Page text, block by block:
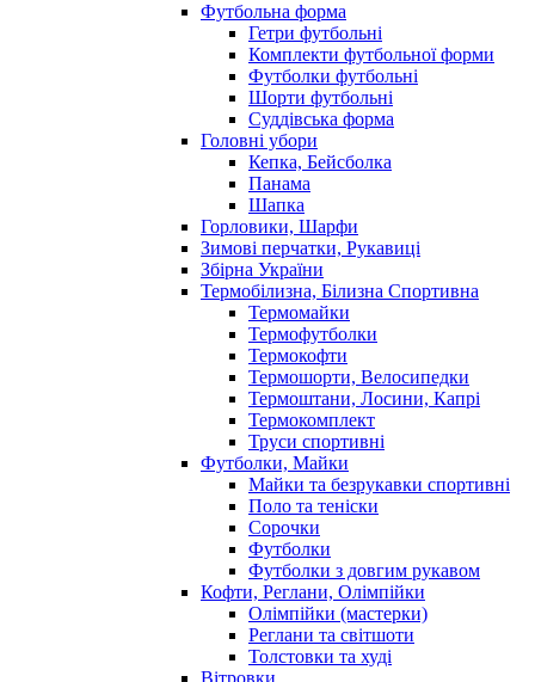
Футбольна форма
Гетри футбольні
Комплекти футбольної форми
Футболки футбольні
Шорти футбольні
Суддівська форма
Головні убори
Кепка, Бейсболка
Панама
Шапка
Горловики, Шарфи
Зимові перчатки, Рукавиці
Збірна України
Термобілизна, Білизна Спортивна
Термомайки
Термофутболки
Термокофти
Термошорти, Велосипедки
Термоштани, Лосини, Капрі
Термокомплект
Труси спортивні
Футболки, Майки
Майки та безрукавки спортивні
Поло та теніски
Сорочки
Футболки
Футболки з довгим рукавом
Кофти, Реглани, Олімпійки
Олімпійки (мастерки)
Реглани та світшоти
Толстовки та худі
Вітровки